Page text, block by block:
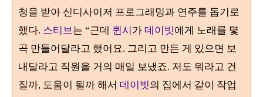
청을 받아 신디사이저 프로그래밍과 연주를 돕기로
했다. 스티브는 “근데 퀸시 가 데이빗에게 노래를 몇
곡 만들어달라고 했어요. 그리고 만든 게 있으면 보
내달라고 직원을 거의 매일 보냈죠. 저도 뭐라고 건
질까, 도움이 될까 해서 데이빗의 집에서 같이 작업